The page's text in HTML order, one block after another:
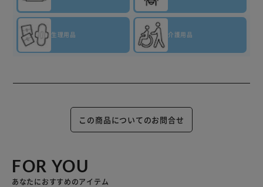
生理用品 介護用品
この商品についてのお問合せ
FOR YOU
あなたにおすすめのアイテム